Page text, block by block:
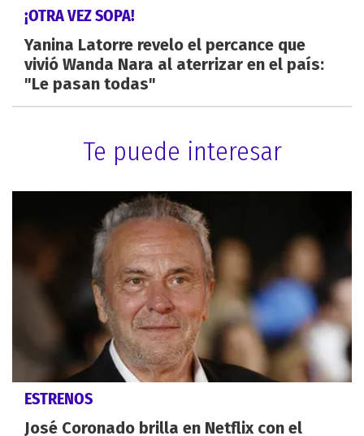
¡OTRA VEZ SOPA!
Yanina Latorre revelo el percance que
vivió Wanda Nara al aterrizar en el país:
"Le pasan todas"
Te puede interesar
ESTRENOS
José Coronado brilla en Netflix con el